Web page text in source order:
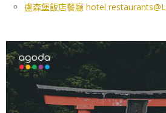
盧森堡飯店餐廳 hotel